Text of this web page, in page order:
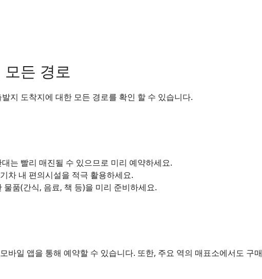
든 경로
지 도착지에 대한 모든 경로를 확인 할 수 있습니다.
는 빨리 매진될 수 있으므로 미리 예약하세요.
차 내 편의시설을 적극 활용하세요.
물품(간식, 음료, 책 등)을 미리 준비하세요.
바일 앱을 통해 예약할 수 있습니다. 또한, 주요 역의 매표소에서도 구매